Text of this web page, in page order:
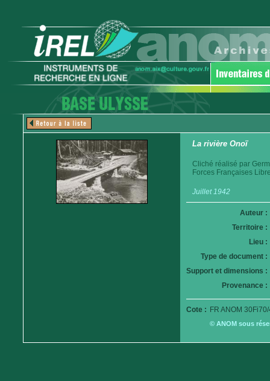
La rivière Onoï
Cliché réalisé par
Forces Françaises
Juillet 1942
Auteur :
Territoire :
Lieu :
Type de document :
Support et dimensions :
Provenance :
Cote : FR ANOM
© ANOM sous